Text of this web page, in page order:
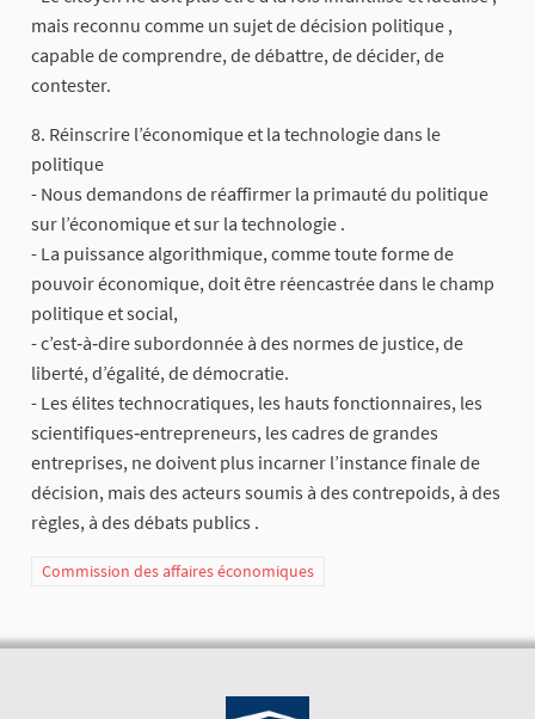
mais reconnu comme un sujet de décision politique ,
capable de comprendre, de débattre, de décider, de
contester.
8. Réinscrire l’économique et la technologie dans le
politique
- Nous demandons de réaffirmer la primauté du politique
sur l’économique et sur la technologie .
- La puissance algorithmique, comme toute forme de
pouvoir économique, doit être réencastrée dans le champ
politique et social,
- c’est‑à‑dire subordonnée à des normes de justice, de
liberté, d’égalité, de démocratie.
- Les élites technocratiques, les hauts fonctionnaires, les
scientifiques‑entrepreneurs, les cadres de grandes
entreprises, ne doivent plus incarner l’instance finale de
décision, mais des acteurs soumis à des contrepoids, à des
règles, à des débats publics .
Commission des affaires économiques